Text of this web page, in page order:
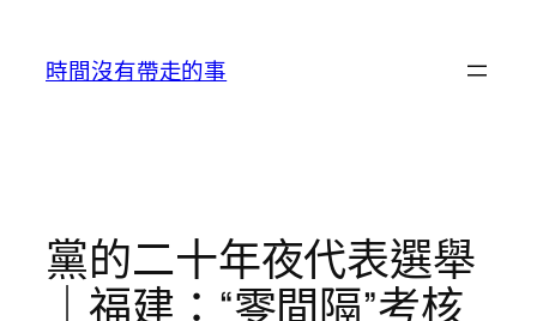
時間沒有帶走的事
黨的二十年夜代表選舉
｜福建：“零間隔”考核